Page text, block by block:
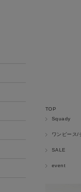
TOP
Squady
ワンピース/
SALE
event